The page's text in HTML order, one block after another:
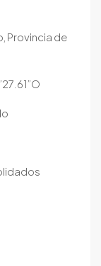
Provincia de